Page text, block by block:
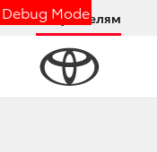
Debug Mode
Покупателям